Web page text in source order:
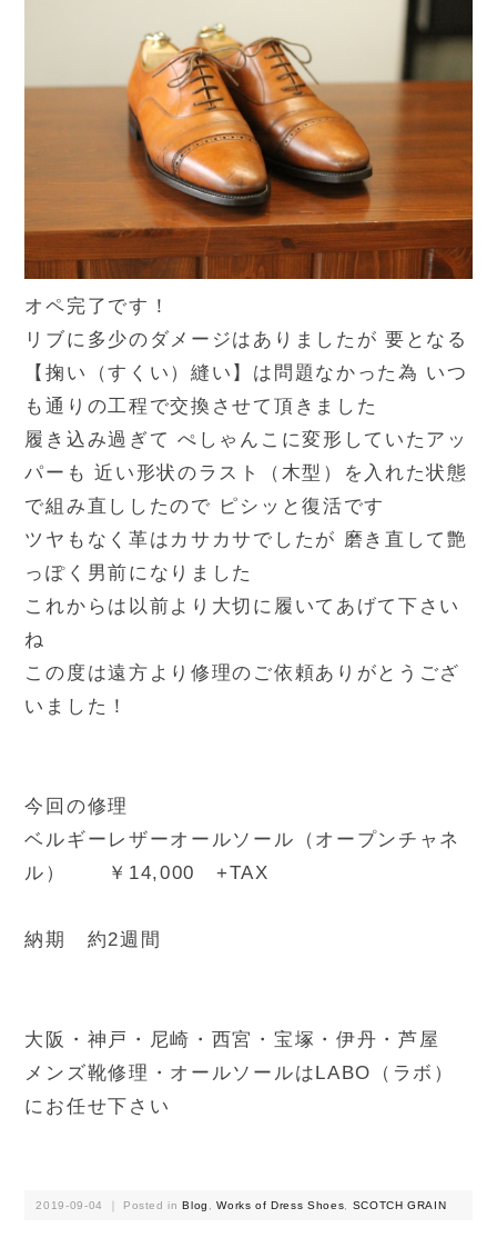
オペ完了です！
リブに多少のダメージはありましたが 要となる
【掬い（すくい）縫い】は問題なかった為 いつ
も通りの工程で交換させて頂きました
履き込み過ぎて ぺしゃんこに変形していたアッ
パーも 近い形状のラスト（木型）を入れた状態
で組み直ししたので ピシッと復活です
ツヤもなく革はカサカサでしたが 磨き直して艶
っぽく男前になりました
これからは以前より大切に履いてあげて下さい
ね
この度は遠方より修理のご依頼ありがとうござ
いました！
今回の修理
ベルギーレザーオールソール（オープンチャネ
ル） ￥14,000 +TAX
納期 約2週間
大阪・神戸・尼崎・西宮・宝塚・伊丹・芦屋
メンズ靴修理・オールソールはLABO（ラボ）
にお任せ下さい
2019-09-04 ｜ Posted inBlog ,Works of Dress Shoes SCOTCH GRAIN